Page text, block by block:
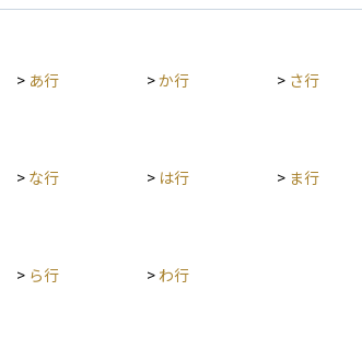
機
基盤
> あ行 >か行 > さ行
> な行 > は行 > ま行
> ら行 > わ行